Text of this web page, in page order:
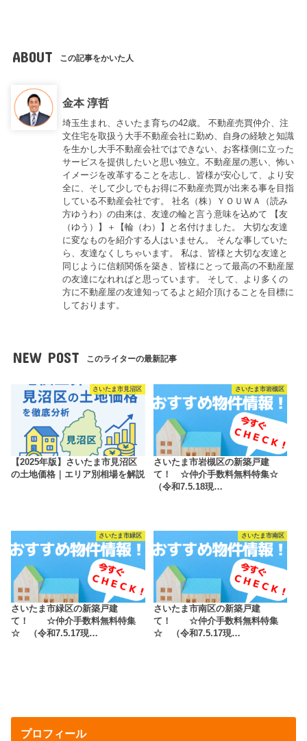
ABOUT この記事をかいた人
金本 淳哲
埼玉生まれ、さいたま育ちの42歳。 不動産売買仲介、注
文住宅を取扱う大手不動産会社に勤め、自身の経験と知識
を生かし大手不動産会社ではできない、お客様側に立った
サービスを提供したいと思い独立。不動産屋の悪い、怖い
イメージを改革することを志し、皆様が安心して、より安
全に、そして少しでもお得に不動産売買が出来る事を目指
している不動産会社です。 社名（株）ＹＯＵＷＡ（読み
方ゆうわ）の由来は、友達の輪と言う意味を込めて 【友
（ゆう）】＋【輪（わ）】と名付けました。 大切な友達
に変なものを紹介する人はいません。 そんな事していた
ら、友達なくしちゃいます。 私は、皆様と大切な友達と
同じように信頼関係を築き、皆様にとって最高の不動産屋
の友達になれればと思っています。 そして、より多くの
方に不動産屋の友達知ってるよと紹介頂けることを目標に
しております。
NEW POST このライターの最新記事
さいたま市見沼区
【2025年版】さいたま市見沼区
の土地価格｜エリア別相場を解説
さいたま市岩槻区
さいたま市岩槻区の新築戸建
て！ ☆仲介手数料無料特集☆
（令和7.5.18現…
さいたま市緑区
さいたま市緑区の新築戸建
て！ ☆仲介手数料無料特集
☆ （令和7.5.17現…
さいたま市南区
さいたま市南区の新築戸建
て！ ☆仲介手数料無料特集
☆ （令和7.5.17現…
プロフィール